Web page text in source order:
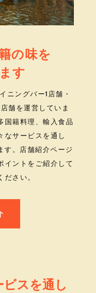
の味を
す
ニングバー1店舗・
舗を運営していま
国籍料理、輸入食品
なサービスを通し
す。店舗紹介ページ
イントをご紹介して
さい。
スを通し